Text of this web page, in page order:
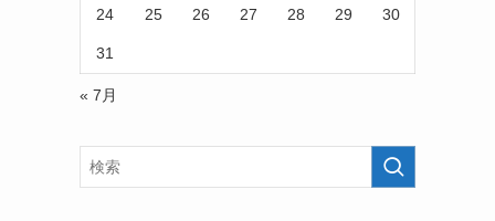
24 25 26 27 28 29 30
31
« 7月